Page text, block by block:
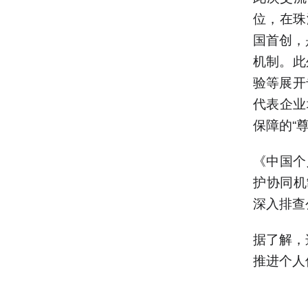
位，在
国首创
机制。
验等展
代表企
保障的“
《中国
护协同
深入排
据了解
推进个